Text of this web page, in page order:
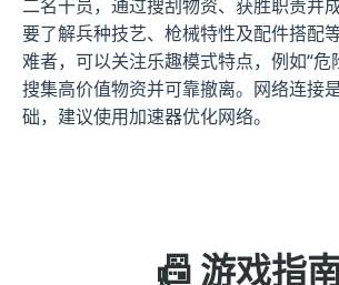
二名干员，通过搜刮物资、获胜职责并
要了解兵种技艺、枪械特性及配件搭配
难者，可以关注乐趣模式特点，例如“危
搜集高价值物资并可靠撤离。网络连接
础，建议使用加速器优化网络。
📠 游戏指